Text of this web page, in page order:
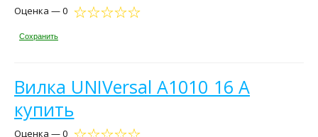
Оценка — 0
Сохранить
Вилка UNIVersal А1010 16 А
купить
Оценка — 0